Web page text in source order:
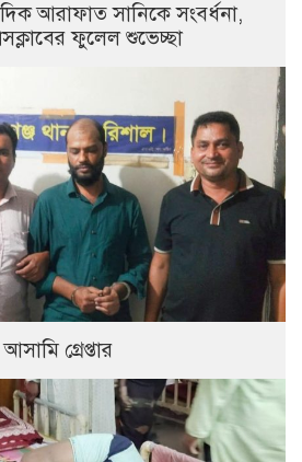
আরাফাত সানিকে সংবর্ধনা,
ফুলেল শুভেচ্ছা
গ্রেপ্তার